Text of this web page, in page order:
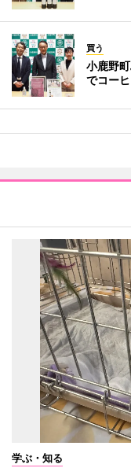
買う
小鹿野
でコー
学ぶ・知る